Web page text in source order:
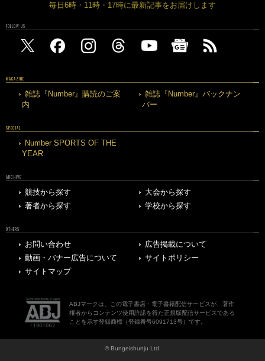
毎日6時・11時・17時に最新記事をお届けします
FOLLOW US
MAGAZINE
雑誌『Number』購読のご案
内
雑誌『Number』バックナン
バー
SPECIAL
Number SPORTS OF THE
YEAR
ARCHIVE
競技から探す
大会から探す
著者から探す
学校から探す
OTHERS
お問い合わせ
広告掲載について
動画・バナー広告について
サイトポリシー
サイトマップ
ABJマークは、この電子書店・電子書籍配信サービスが、著作
権者からコンテンツ使用許諾を得た正規版配信サービスである
ことを示す登録商標（登録番号6091713号）です。
© Bungeishunju Ltd.